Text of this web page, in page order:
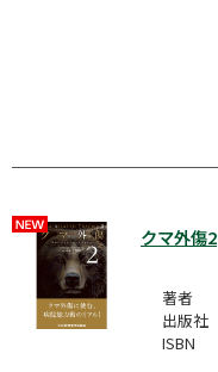
クマ外傷2
著者
出版社
ISBN